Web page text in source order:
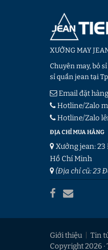
XƯỞNG MAY
Chuyên may, bỏ
sỉ quần jean tại
Email đặt
Hotline/Zalo
Hotline/Zalo
ĐỊA CHỈ MUA HÀNG
Xưởng jean: 23
Hồ Chí Minh
(Địa chỉ cũ: 23
Giới thiệu Tin
Copyright 2026